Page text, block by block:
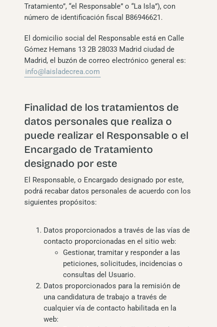
Tratamiento”, “el Responsable” o “La Isla”), con
número de identificación fiscal B86946621.
El domicilio social del Responsable está en Calle
Gómez Hemans 13 2B 28033 Madrid ciudad de
Madrid, el buzón de correo electrónico general es:
info@laisladecrea.com
Finalidad de los tratamientos de
datos personales que realiza o
puede realizar el Responsable o el
Encargado de Tratamiento
designado por este
El Responsable, o Encargado designado por este,
podrá recabar datos personales de acuerdo con los
siguientes propósitos:
Datos proporcionados a través de las vías de
contacto proporcionadas en el sitio web:
Gestionar, tramitar y responder a las
peticiones, solicitudes, incidencias o
consultas del Usuario.
Datos proporcionados para la remisión de
una candidatura de trabajo a través de
cualquier vía de contacto habilitada en la
web: